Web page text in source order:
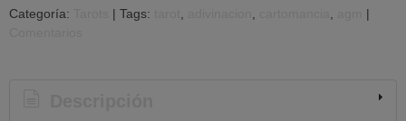
Categoría: | Tags:
|